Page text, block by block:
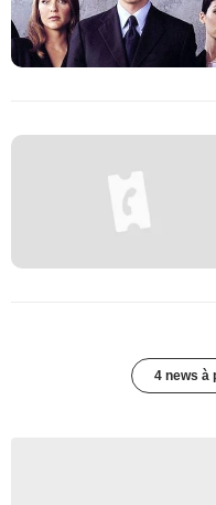
4 news à